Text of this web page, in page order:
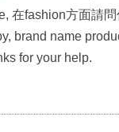
在fashion方面請
brand name
for your help.